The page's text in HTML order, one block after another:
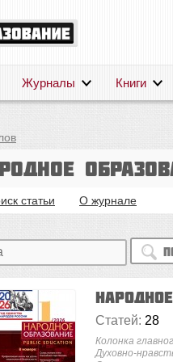
Журналы Книги
статьи О журнале
Статей: 28
Колонка
Духовно-